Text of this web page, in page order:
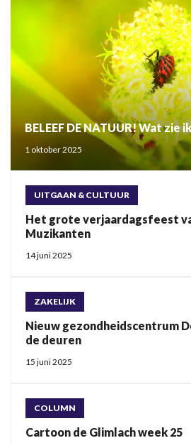
BELEEF DE NATUUR! Wat zie
1 oktober 2025
UITGAAN & CULTUUR
Het grote verjaardagsfeest
Muzikanten
14 juni 2025
ZAKELIJK
Nieuw gezondheidscentrum
de deuren
15 juni 2025
COLUMN
Cartoon de Glimlach week 25